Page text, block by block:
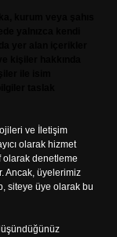
ve İletişim
olarak hizmet
olarak denetleme
Ancak, üyelerimiz
siteye üye olarak bu